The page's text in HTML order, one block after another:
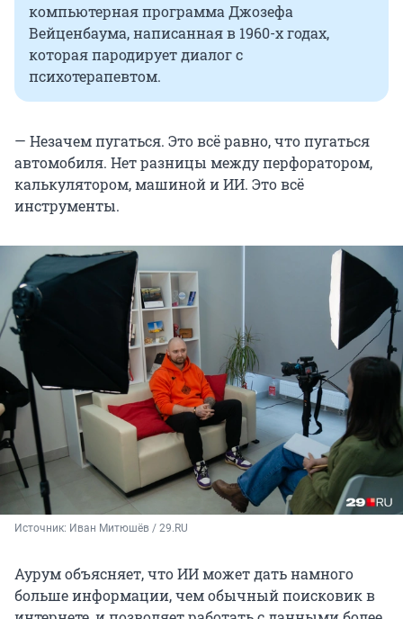
компьютерная программа Джозефа
Вейценбаума, написанная в 1960-х годах,
которая пародирует диалог с
психотерапевтом.
— Незачем пугаться. Это всё равно, что пугаться
автомобиля. Нет разницы между перфоратором,
калькулятором, машиной и ИИ. Это всё
инструменты.
Источник: Иван Митюшёв / 29.RU
Аурум объясняет, что ИИ может дать намного
больше информации, чем обычный поисковик в